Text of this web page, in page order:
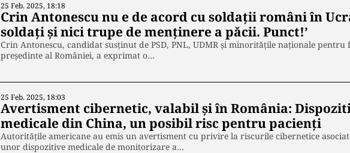
25 Feb. 2025, 18:18
Crin Antonescu nu e de acord cu soldații români în
soldați și nici trupe de menținere a păcii. Punct!’
Crin Antonescu, candidat susținut de PSD, PNL, UDMR și minoritățile naționale pentru
președinte al României, a exprimat o…
25 Feb. 2025, 18:03
Avertisment cibernetic, valabil și în România:
medicale din China, un posibil risc pentru pacienți
Autoritățile americane au emis un avertisment cu privire la riscurile cibernetice
unor dispozitive medicale de monitorizare a…